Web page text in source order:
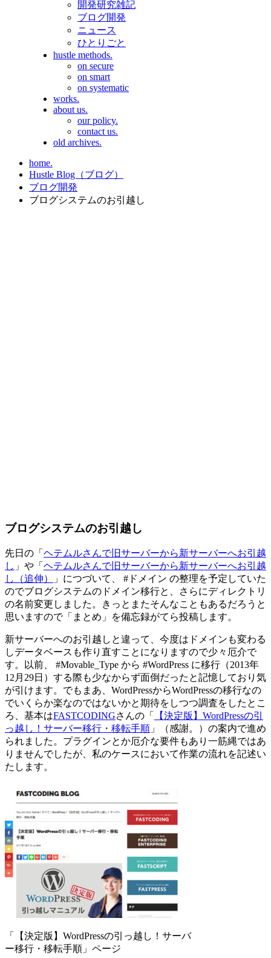
開発研究雑記
ブログ開発
ニュース
ひとりごと
hustle methods.
on secure
on smart
on systematic
works.
about us.
our policy.
contact us.
old archives.
home.
Hustle Blog（ブログ）
ブログ開発
ブログシステムのお引越し
ブログシステムのお引越し
先日の「 ヘテムルさんで旧サーバーから新サーバーへお引越
し 」や「 ヘテムルさんで旧サーバーから新サーバーへお引越
し（追伸）
」につづいて、 #ドメイン の整理を予定していた
のでブログシステムのドメイン移行と、さらにディレクトリ
の名前変更しました。きっとまたそんなこともあるだろうと
思いますので「まとめ」を備忘録がてら投稿します。
新サーバーへのお引越しと違って、今度はドメインも変わる
しデータベースも作り直すことになりますので少々厄介で
す。以前、 #Movable_Type から #WordPress に移行（2013年
12月29日）する際も少なからず面倒だったと記憶しており気
が引けます。でもまあ、WordPressからWordPressの移行なの
でいくらか楽なのではないかと期待をしつつ調査をしたとこ
ろ、基本はFASTCODINGさんの「
【決定版】WordPressの引
っ越し！サーバー移行・移転手順 」（感謝。）の案内で進め
られました。プラグインとか厄介な要件もあり一筋縄ではあ
りませんでしたが、私のケースにおいて作業の流れを記述い
たします。
「【決定版】WordPressの引っ越し！サーバ
ー移行・移転手順」ページ